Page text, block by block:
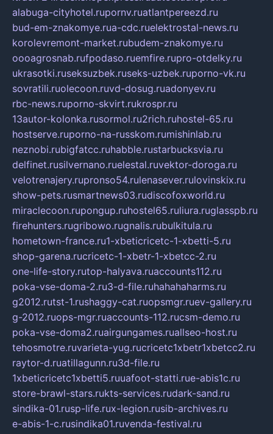
alabuga-cityhotel.rupornv.ruatlantpereezd.ru
bud-em-znakomye.rua-cdc.ruelektrostal-news.ru
korolevremont-market.rubudem-znakomye.ru
oooagrosnab.rufpodaso.ruemfire.rupro-otdelky.ru
ukrasotki.ruseksuzbek.ruseks-uzbek.ruporno-vk.ru
sovratili.ruolecoon.ruvd-dosug.ruadonyev.ru
rbc-news.ruporno-skvirt.rukrospr.ru
13autor-kolonka.rusormol.ru2rich.ruhostel-65.ru
hostserve.ruporno-na-russkom.rumishinlab.ru
neznobi.rubigfatcc.ruhabble.rustarbucksvia.ru
delfinet.rusilvernano.ruelestal.ruvektor-doroga.ru
velotrenajery.rupronso54.rulenasever.rulovinskix.ru
show-pets.rusmartnews03.rudiscofoxworld.ru
miraclecoon.rupongup.ruhostel65.ruliura.ruglasspb.ru
firehunters.rugribowo.rugnalis.rubulkitula.ru
hometown-france.ru1-xbeticricetc-1-xbetti-5.ru
shop-garena.rucricetc-1-xbetr-1-xbetcc-2.ru
one-life-story.rutop-halyava.ruaccounts112.ru
poka-vse-doma-2.ru3-d-file.ruhahahaharms.ru
g2012.rutst-1.rushaggy-cat.ruopsmgr.ruev-gallery.ru
g-2012.ruops-mgr.ruaccounts-112.rucsm-demo.ru
poka-vse-doma2.ruairgungames.ruallseo-host.ru
tehosmotre.ruvarieta-yug.rucricetc1xbetr1xbetcc2.ru
raytor-d.ruatillagunn.ru3d-file.ru
1xbeticricetc1xbetti5.ruuafoot-statti.rue-abis1c.ru
store-brawl-stars.rukts-services.rudark-sand.ru
sindika-01.rusp-life.rux-legion.rusib-archives.ru
e-abis-1-c.rusindika01.ruvenda-festival.ru